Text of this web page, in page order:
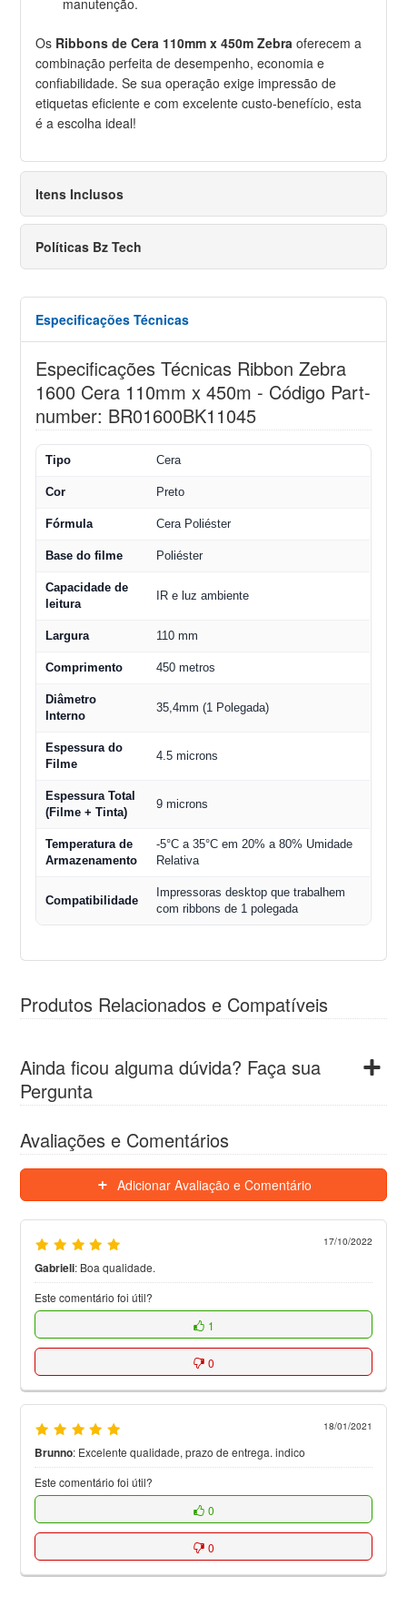
Os Ribbons de Cera 110mm x 450m Zebra oferecem a
combinação perfeita de desempenho, economia e
confiabilidade. Se sua operação exige impressão de
etiquetas eficiente e com excelente custo-benefício, esta
é a escolha ideal!
Itens Inclusos
Políticas Bz Tech
Especificações Técnicas
Especificações Técnicas Ribbon Zebra
1600 Cera 110mm x 450m - Código Part-
number: BR01600BK11045
Tipo Cera
Cor Preto
Fórmula Cera Poliéster
Base do filme Poliéster
Capacidade de
leitura
IR e luz ambiente
Largura 110 mm
Comprimento 450 metros
Diâmetro
Interno
35,4mm (1 Polegada)
Espessura do
Filme
4.5 microns
Espessura Total
(Filme + Tinta)
9 microns
Temperatura de
Armazenamento
-5°C a 35°C em 20% a 80% Umidade
Relativa
Compatibilidade
Impressoras desktop que trabalhem
com ribbons de 1 polegada
Produtos Relacionados e Compatíveis
Ainda ficou alguma dúvida? Faça sua
Pergunta
Avaliações e Comentários
Adicionar Avaliação e Comentário
17/10/2022
Gabrieli: Boa qualidade.
Este comentário foi útil?
1
0
18/01/2021
Brunno: Excelente qualidade, prazo de entrega. indico
Este comentário foi útil?
0
0